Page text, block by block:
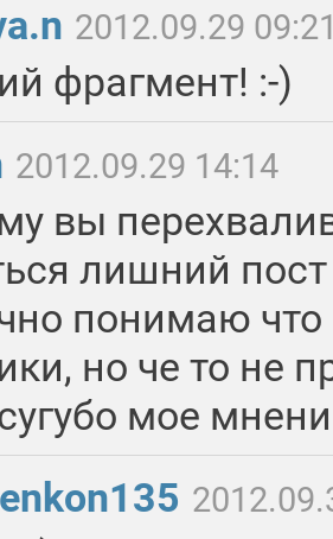
2012.09.29
фрагмент! :-)
2012.09.29 14:14
вы
лишний
понимаю
но че то не
мое